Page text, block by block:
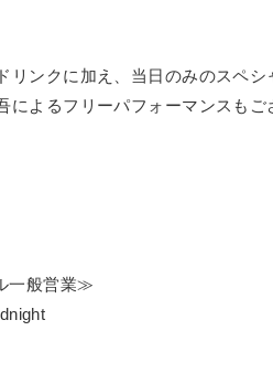
リンクに加え、当日のみのスペ
によるフリーパフォーマンスも
一般営業≫